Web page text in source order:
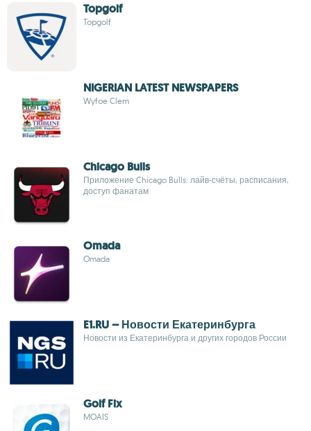
Topgolf
Topgolf
NIGERIAN LATEST NEWSPAPERS
Wyfoe Clem
Chicago Bulls
Приложение Chicago Bulls: лайв-счёты, расписания,
доступ фанатам
Omada
Omada
E1.RU – Новости Екатеринбурга
Новости из Екатеринбурга и других городов России
Golf Fix
MOAIS